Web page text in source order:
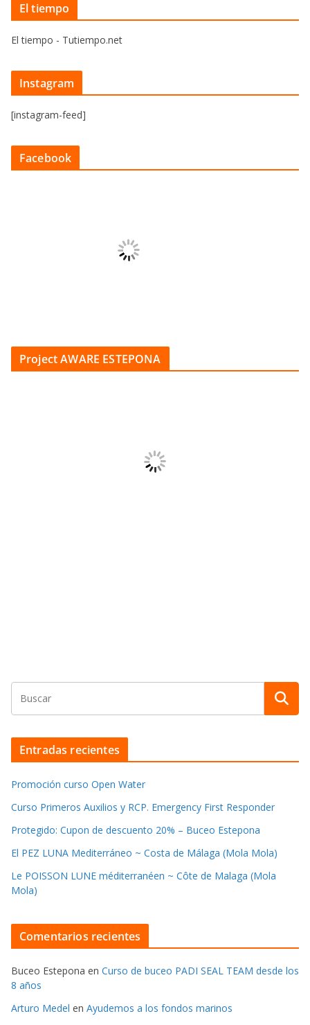
El tiempo
El tiempo - Tutiempo.net
Instagram
[instagram-feed]
Facebook
Project AWARE ESTEPONA
Entradas recientes
Promoción curso Open Water
Curso Primeros Auxilios y RCP. Emergency First Responder
Protegido: Cupon de descuento 20% – Buceo Estepona
El PEZ LUNA Mediterráneo ~ Costa de Málaga (Mola Mola)
Le POISSON LUNE méditerranéen ~ Côte de Malaga (Mola
Mola)
Comentarios recientes
Buceo Estepona en Curso de buceo PADI SEAL TEAM desde los
8 años
Arturo Medel en Ayudemos a los fondos marinos